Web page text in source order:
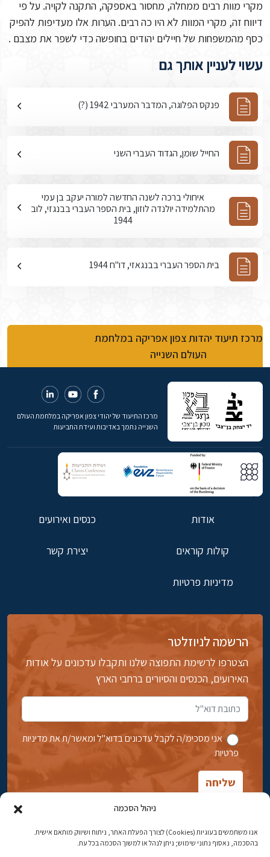
ניהול הסכמה
אנו משתמשים בעוגיות (Cookies) לצורך הפעלת האתר, ניתוח ושיווק מותאם אישית.
בהסכמה, נאסוף נתוני שימוש; ניתן לנהל או למשוך הסכמה בכל עת.
מקרי מוות רבים ממחלה, מחסור באספקה, התקנה לקויה. על פי
דיווח זה, מקרי המוות לא היו כה רבים. הערות אלו מעדיפות להפיק
כסף מהמשפחות של חיילים יהודים בחופשה כדי לשפר את מצבם .
עשוי לעניין אותך גם
פנקס הפלוגה, המדבר המערבי 1942 (?)
החייל שומן, הגדוד העברי השני
איחולי ברכה לשנה החדשה למורה יעקב בן עמי
מהתלמידה יולנדה לוזון, בית הספר העברי בבנגזי, לוב
1944
בית הספר העברי בבנגאזי, דו"ח 1944
מרכז תיעוד יהדות צפון אפריקה במלחמת
העולם השנייה
מרכז התיעוד של יהודי צפון אפריקה במלחמת העולם
השנייה נתמך באדיבות ועידת התביעות
אודות כנסים ואירועים
קולות קוראים יצירת קשר
מדיניות פרטיות
הרשמה לניוזלטר
הצטרפו לרשימת התפוצה שלנו ותקבלו עדכונים על אודות
האירועים, הכנסים והסיורים ברחבי הארץ
אני מסכימ/ה לקבל עדכונים בדוא''ל ומאשר/ת את מדיניות
פרטיות
אבן גבירול 14, רחביה, ירושלים